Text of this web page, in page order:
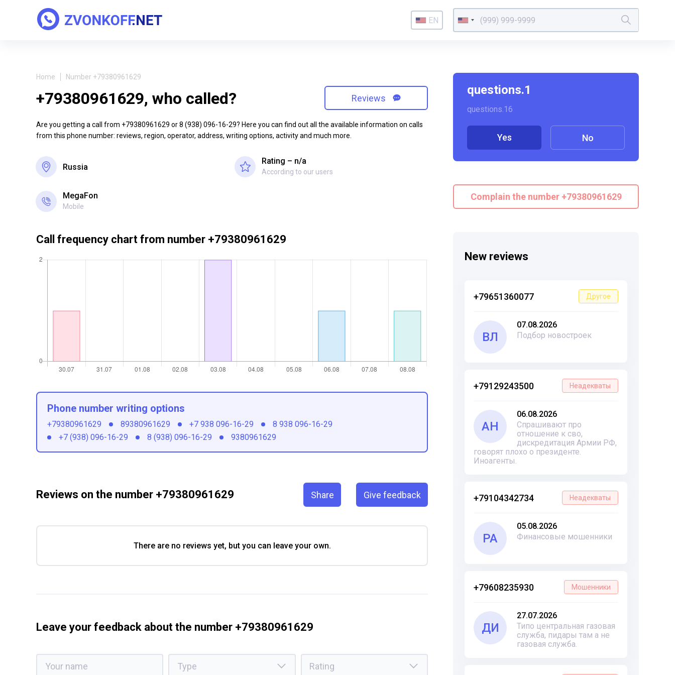
EN
Home Number +79380961629
+79380961629, who called? Reviews
Are you getting a call from +79380961629 or 8 (938) 096-16-29? Here you can find out all the available information on calls
from this phone number: reviews, region, operator, address, writing options, activity and much more.
Russia
Rating – n/a
According to our users
MegaFon
Mobile
questions.1
questions.16
Yes No
Complain the number +79380961629
New reviews
+79651360077 Другое
ВЛ
07.08.2026
Подбор новостроек
+79129243500 Неадекваты
АН
06.08.2026
Спрашивают про
отношение к сво,
дискредитация Армии РФ,
говорят плохо о президенте.
Иноагенты.
+79104342734 Неадекваты
РА
05.08.2026
Финансовые мошенники
+79608235930 Мошенники
ДИ
27.07.2026
Типо центральная газовая
служба, пидары там а не
газовая служба.
Call frequency chart from number +79380961629
Phone number writing options
+79380961629 89380961629 +7 938 096-16-29
8 938 096-16-29
+7 (938) 096-16-29
8 (938) 096-16-29 9380961629
Reviews on the number +79380961629 Share Give feedback
There are no reviews yet, but you can leave your own.
Leave your feedback about the number +79380961629